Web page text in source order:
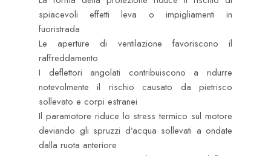
spiacevoli effetti leva o impigliamenti in
fuoristrada
Le aperture di ventilazione favoriscono il
raffreddamento
I deflettori angolati contribuiscono a ridurre
notevolmente il rischio causato da pietrisco
sollevato e corpi estranei
Il paramotore riduce lo stress termico sul motore
deviando gli spruzzi d’acqua sollevati a ondate
dalla ruota anteriore